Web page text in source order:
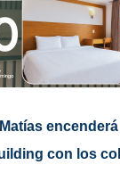
con los